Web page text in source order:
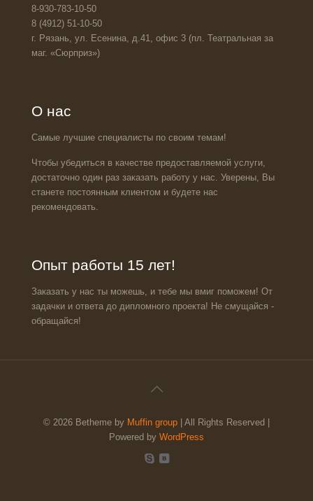
8-930-783-10-50
8 (4912) 51-10-50
г. Рязань, ул. Есенина, д.41, офис 3 (пл. Театральная за
маг. «Сюрприз»)
О нас
Самые лучшие специалисты по своим темам!
Чтобы убедиться в качестве предоставляемой услуги,
достаточно один раз заказать работу у нас. Уверены, Вы
станете постоянным клиентом и будете нас
рекомендовать.
Опыт работы 15 лет!
Заказать у нас ты можешь, и тебе мы вмиг поможем! От
задачки и ответа до дипломного проекта! Не смущайся -
обращайся!
© 2026 Betheme by Muffin group | All Rights Reserved |
Powered by WordPress